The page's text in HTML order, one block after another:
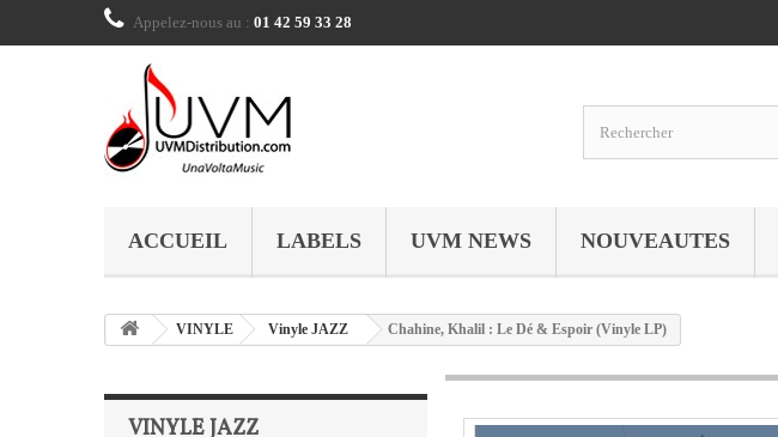
Appelez-nous au : 01 42 59 33 28
ACCUEIL LABELS UVM NEWS NOUVEAUTES
VINYLE Vinyle JAZZ Chahine, Khalil : Le Dé & Espoir (Vinyle LP)
VINYLE JAZZ